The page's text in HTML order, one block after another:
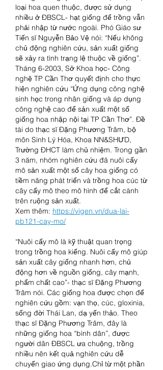
loại hoa quen thuộc, được sử dụng
nhiều ở ĐBSCL- hạt giống để trồng vẫn
phải nhập từ nước ngoài. Phó Giáo sư
Tiến sĩ Nguyễn Bảo Vệ nói: “Nếu không
chủ động nghiên cứu, sản xuất giống
sẽ xảy ra tình trạng lệ thuộc về giống”.
Tháng 6-2003, Sở Khoa học- Công
nghệ TP Cần Thơ quyết định cho thực
hiện nghiên cứu “Ứng dụng công nghệ
sinh học trong nhân giống và áp dụng
công nghệ cao để sản xuất một số
giống hoa nhập nội tại TP Cần Thơ”. Đề
tài do thạc sĩ Đặng Phương Trâm, bộ
môn Sinh Lý Hóa, Khoa NN&SHƯD,
Trường ĐHCT làm chủ nhiệm. Trong gần
3 năm, nhóm nghiên cứu đã nuôi cấy
mô sản xuất một số cây hoa giống có
tiềm năng phát triển và trồng hoa cúc từ
cây cấy mô theo mô hình để cắt cành
trên ruộng sản xuất.
Xem thêm: https://vigen.vn/dua-lai-
pb121-cay-mo/
“Nuôi cấy mô là kỹ thuật quan trọng
trong trồng hoa kiểng. Nuôi cấy mô giúp
sản xuất cây giống nhanh hơn, chủ
động hơn về nguồn giống, cây mạnh,
phẩm chất cao”- thạc sĩ Đặng Phương
Trâm nói. Các giống hoa được chọn để
nghiên cứu gồm: vạn thọ, cúc, gloxinia,
sống đời Thái Lan, dạ yến thảo. Theo
thạc sĩ Đặng Phương Trâm, đây là
những giống hoa “bình dân”, được
người dân ĐBSCL ưa chuộng, trồng
nhiều nên kết quả nghiên cứu dễ
chuyển giao ứng dụng.Chỉ từ một phần